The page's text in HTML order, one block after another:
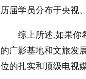
历届学员分布于央视
综上所述,如果你
的广影基地和文旅发
位的扎实和顶级电视